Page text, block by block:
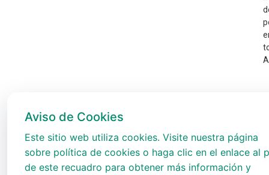
Aviso de Cookies
Este sitio web utiliza cookies. Visite nuestra página
sobre política de cookies o haga clic en el enlace al
de este recuadro para obtener más información y